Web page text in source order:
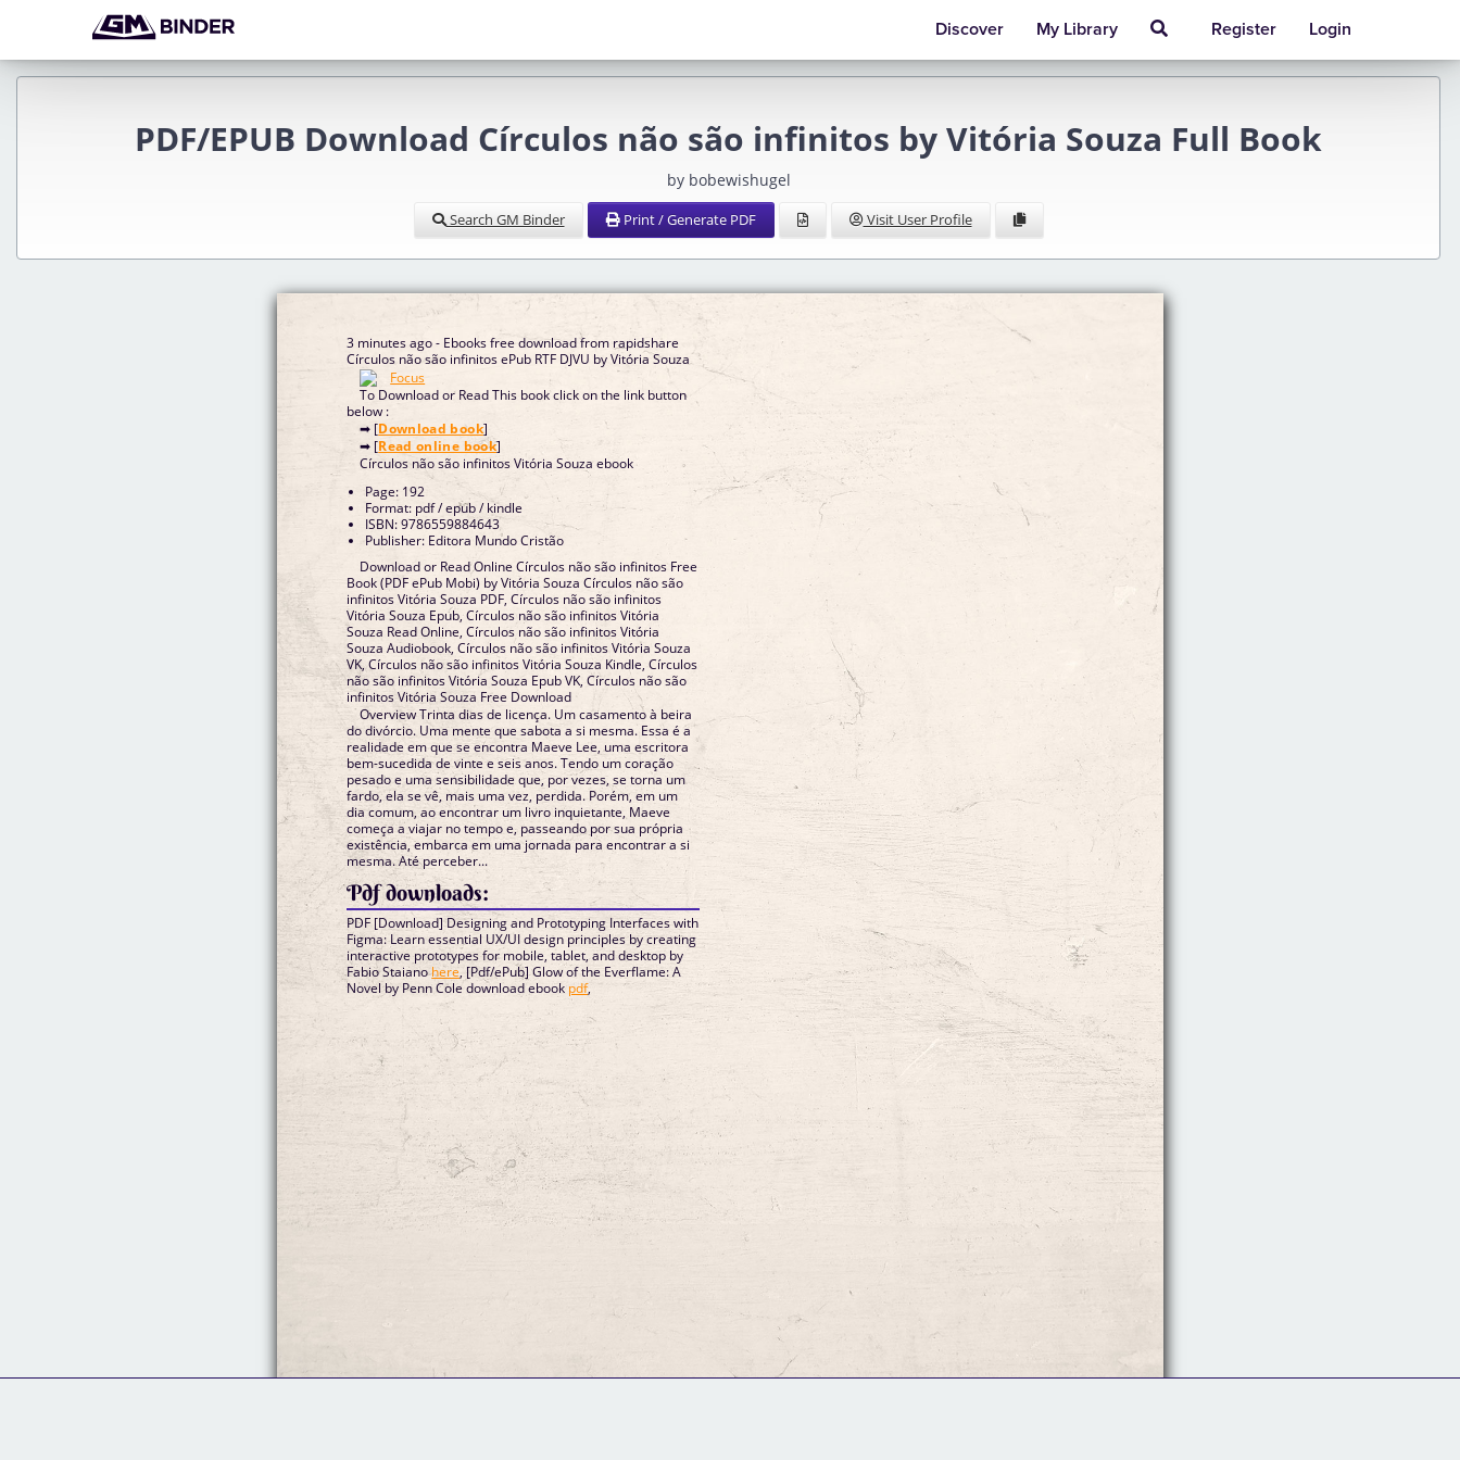
Discover My Library Register Login
PDF/EPUB Download Círculos não são infinitos by Vitória Souza Full Book
by bobewishugel
Search GM Binder Print / Generate PDF Visit User Profile
3 minutes ago - Ebooks free download from rapidshare
Círculos não são infinitos ePub RTF DJVU by Vitória Souza
To Download or Read This book click on the link button
below :
➡ [Download book]
➡ [Read online book]
Círculos não são infinitos Vitória Souza ebook
Page: 192
Format: pdf / epub / kindle
ISBN: 9786559884643
Publisher: Editora Mundo Cristão
Download or Read Online Círculos não são infinitos Free
Book (PDF ePub Mobi) by Vitória Souza Círculos não são
infinitos Vitória Souza PDF, Círculos não são infinitos
Vitória Souza Epub, Círculos não são infinitos Vitória
Souza Read Online, Círculos não são infinitos Vitória
Souza Audiobook, Círculos não são infinitos Vitória Souza
VK, Círculos não são infinitos Vitória Souza Kindle, Círculos
não são infinitos Vitória Souza Epub VK, Círculos não são
infinitos Vitória Souza Free Download
Overview Trinta dias de licença. Um casamento à beira
do divórcio. Uma mente que sabota a si mesma. Essa é a
realidade em que se encontra Maeve Lee, uma escritora
bem-sucedida de vinte e seis anos. Tendo um coração
pesado e uma sensibilidade que, por vezes, se torna um
fardo, ela se vê, mais uma vez, perdida. Porém, em um
dia comum, ao encontrar um livro inquietante, Maeve
começa a viajar no tempo e, passeando por sua própria
existência, embarca em uma jornada para encontrar a si
mesma. Até perceber...
Pdf downloads:
PDF [Download] Designing and Prototyping Interfaces with
Figma: Learn essential UX/UI design principles by creating
interactive prototypes for mobile, tablet, and desktop by
Fabio Staianohere, [Pdf/ePub] Glow of the Everflame: A
Novel by Penn Cole download ebook pdf,